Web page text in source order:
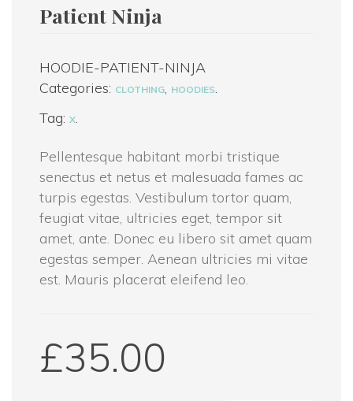
Patient Ninja
HOODIE-PATIENT-NINJA
Categories: CLOTHING, HOODIES.
Tag: X.
Pellentesque habitant morbi tristique
enectus et netus et malesuada fames ac
turpis egestas. Vestibulum tortor quam,
feugiat vitae, ultricies eget, tempor sit
amet, ante. Donec eu libero sit amet quam
egestas semper. Aenean ultricies mi vitae
est. Mauris placerat eleifend leo.
£35.00